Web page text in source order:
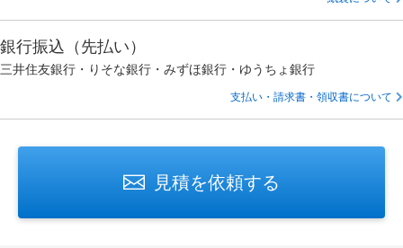
銀行振込（先払い）
三井住友銀行・りそな銀行・みずほ銀行・ゆうちょ銀行
支払い・請求書・領収書について
見積を依頼する